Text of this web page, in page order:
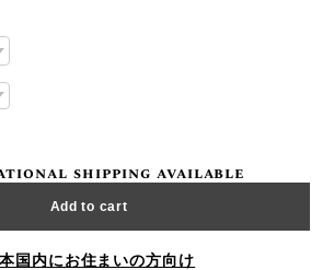
shipping available
Add to cart
国内にお住まいの方向け